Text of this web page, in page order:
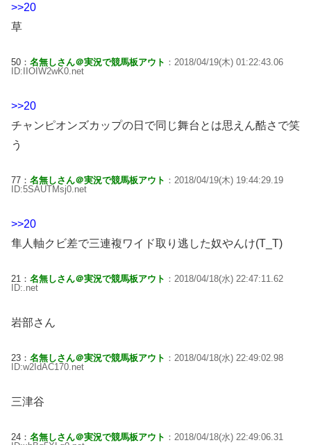
>>20
草
50： 名無しさん＠実況で競馬板アウト ：2018/04/19(木) 01:22:43.06
ID:IIOIW2wK0.net
>>20
チャンピオンズカップの日で同じ舞台とは思えん酷さで笑
う
77： 名無しさん＠実況で競馬板アウト ：2018/04/19(木) 19:44:29.19
ID:5SAUTMsj0.net
>>20
隼人軸クビ差で三連複ワイド取り逃した奴やんけ(T_T)
21： 名無しさん＠実況で競馬板アウト ：2018/04/18(水) 22:47:11.62
ID:.net
岩部さん
23： 名無しさん＠実況で競馬板アウト ：2018/04/18(水) 22:49:02.98
ID:w2IdAC170.net
三津谷
24： 名無しさん＠実況で競馬板アウト ：2018/04/18(水) 22:49:06.31